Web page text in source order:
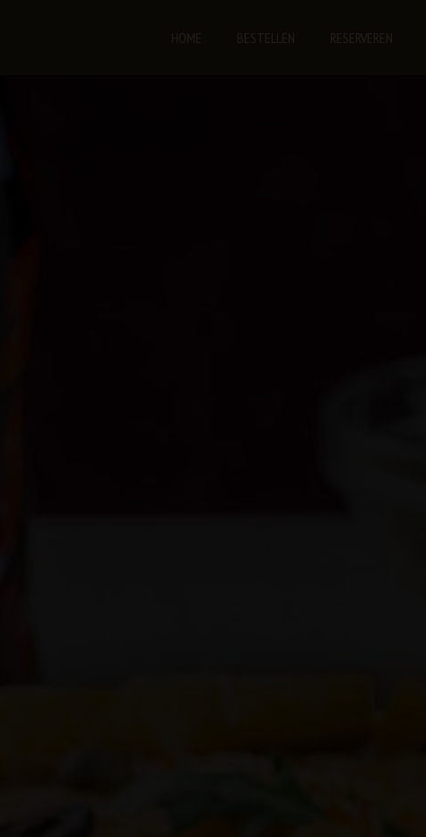
HOME BESTELLEN RESERVEREN